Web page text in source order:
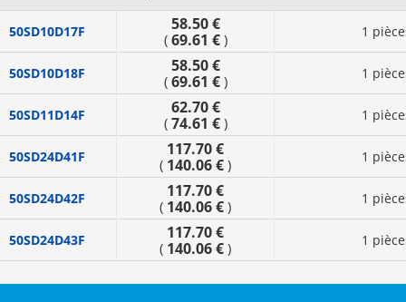
50SD10D17F 58.50 €
( 69.61 €) 1
50SD10D18F 58.50 €
( 69.61 €) 1
50SD11D14F 62.70 €
( 74.61 €) 1
50SD24D41F 117.70 €
( 140.06 € ) 1
50SD24D42F 117.70 €
( 140.06 € ) 1
50SD24D43F 117.70 €
( 140.06 € ) 1